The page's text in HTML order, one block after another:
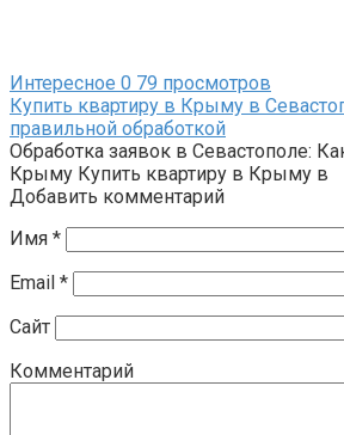
Интересное 0 79 просмотров
Купить квартиру в Крыму в
правильной обработкой
Обработка заявок в Севастополе:
Крыму Купить квартиру в Крыму в
Добавить комментарий
Имя *
Email *
Сайт
Комментарий